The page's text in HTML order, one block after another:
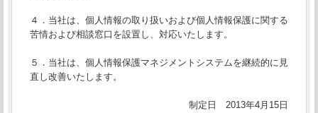
４．当社は、個人情報の取り扱いおよび個人情報保護に関する
苦情および相談窓口を設置し、対応いたします。
５．当社は、個人情報保護マネジメントシステムを継続的に見
直し改善いたします。
制定日 2013年4月15日